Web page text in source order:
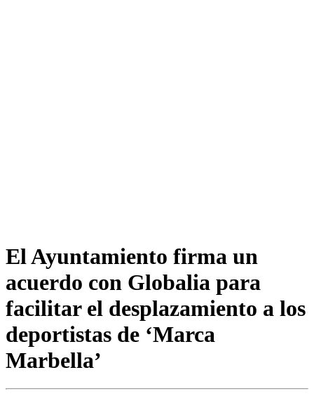
El Ayuntamiento firma un
acuerdo con Globalia para
facilitar el desplazamiento a los
deportistas de ‘Marca
Marbella’